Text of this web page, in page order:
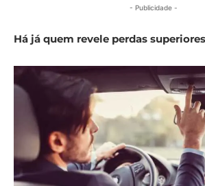
- Publicidade -
Há já quem revele perdas